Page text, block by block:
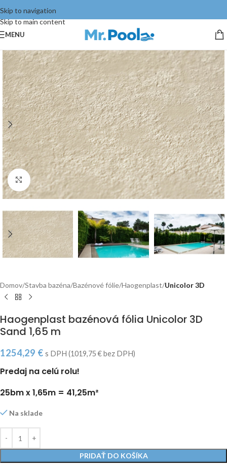
Skip to navigation
Skip to main content
MENU
Click to enlarge
Domov Stavba bazéna Bazénové fólie Haogenplast Unicolor 3D
Haogenplast bazénová fólia Unicolor 3D
Sand 1,65 m
1254,29 € s DPH (1019,75€bez DPH)
Predaj na celú rolu!
25bm x 1,65m = 41,25m²
Na sklade
PRIDAŤ DO KOŠÍKA